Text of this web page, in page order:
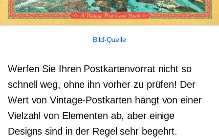
Bild-Quelle
Werfen Sie Ihren Postkartenvorrat nicht so
schnell weg, ohne ihn vorher zu prüfen! Der
Wert von Vintage-Postkarten hängt von einer
Vielzahl von Elementen ab, aber einige
Designs sind in der Regel sehr begehrt.